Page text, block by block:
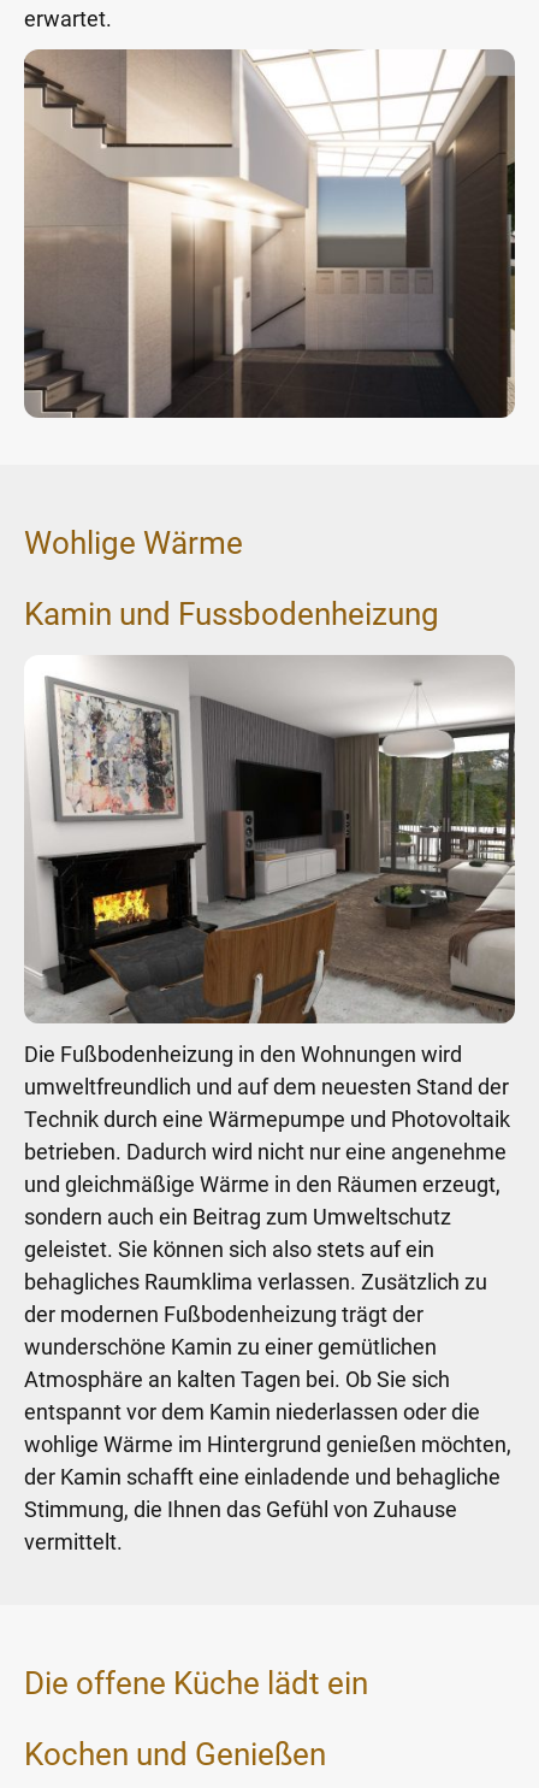
erwartet.
Wohlige Wärme
Kamin und Fussbodenheizung
Die Fußbodenheizung in den Wohnungen wird
umweltfreundlich und auf dem neuesten Stand der
Technik durch eine Wärmepumpe und Photovoltaik
betrieben. Dadurch wird nicht nur eine angenehme
und gleichmäßige Wärme in den Räumen erzeugt,
sondern auch ein Beitrag zum Umweltschutz
geleistet. Sie können sich also stets auf ein
behagliches Raumklima verlassen. Zusätzlich zu
der modernen Fußbodenheizung trägt der
wunderschöne Kamin zu einer gemütlichen
Atmosphäre an kalten Tagen bei. Ob Sie sich
entspannt vor dem Kamin niederlassen oder die
wohlige Wärme im Hintergrund genießen möchten,
der Kamin schafft eine einladende und behagliche
Stimmung, die Ihnen das Gefühl von Zuhause
vermittelt.
Die offene Küche lädt ein
Kochen und Genießen